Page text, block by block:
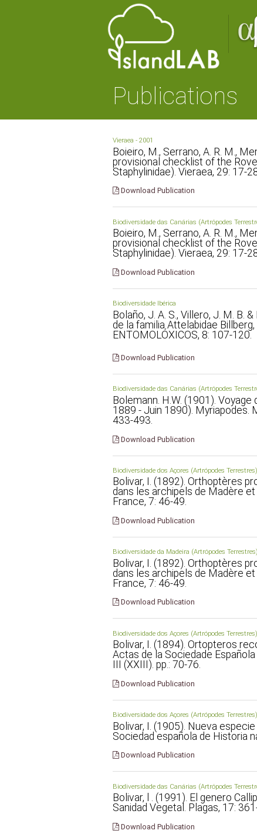
Publications
Vieraea - 2001
Boieiro, M., Serrano, A. R. M.,
provisional checklist of the
Staphylinidae). Vieraea, 29: 17-
Download Publication
Biodiversidade das Canárias (Artrópodes
Boieiro, M., Serrano, A. R. M.,
provisional checklist of the
Staphylinidae). Vieraea, 29: 17-
Download Publication
Biodiversidade Ibérica
Bolaño, J. A. S., Villero, J. M. B.
de la familia Attelabidae
ENTOMOLÓXICOS, 8: 107-120.
Download Publication
Biodiversidade das Canárias (Artrópodes
Bolemann. H.W. (1901).
1889 - Juin 1890). Myriapodes.
433-493.
Download Publication
Biodiversidade dos Açores (Artrópodes Terrestres)
Bolivar, I. (1892). Orthoptères
dans les archipels de Madère
France, 7: 46-49.
Download Publication
Biodiversidade da Madeira (Artrópodes Terrestres)
Bolivar, I. (1892). Orthoptères
dans les archipels de Madère
France, 7: 46-49.
Download Publication
Biodiversidade dos Açores (Artrópodes Terrestres)
Bolivar, I. (1894). Ortopteros
Actas de la Sociedade
III (XXIII). pp.: 70-76.
Download Publication
Biodiversidade dos Açores (Artrópodes Terrestres)
Bolivar, I. (1905). Nueva
Sociedad española de Historia
Download Publication
Biodiversidade das Canárias (Artrópodes
Bolivar, l . (1991). El genero
Sanidad Vegetal. Plagas, 17:
Download Publication